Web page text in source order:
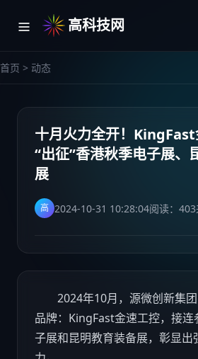
高科技网
首页 > 动态
十月火力全开！
“出征”香港秋季电子展、
展
高 2024-10-31 10:28:04阅读： 403
​2024年10月，源微创新集团
品牌：KingFast金速工控，接连
子展和昆明教育装备展，彰显出